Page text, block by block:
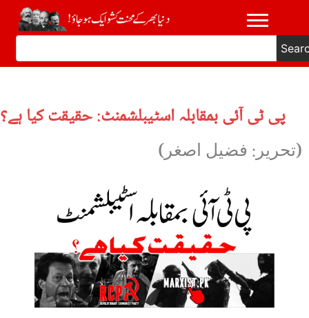
پی ٹی آئی بمقابلہ اسٹیبلشمنٹ: حقیقت کیا ہے؟
(تحریر: فضیل اصغر)